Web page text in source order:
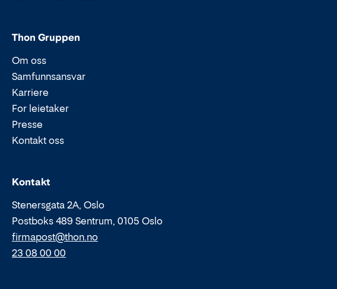
Thon Gruppen
Om oss
Samfunnsansvar
Karriere
For leietaker
Presse
Kontakt oss
Kontakt
Stenersgata 2A, Oslo
Postboks 489 Sentrum, 0105 Oslo
Epost:
firmapost@thon.no
Telefon:
23 08 00 00